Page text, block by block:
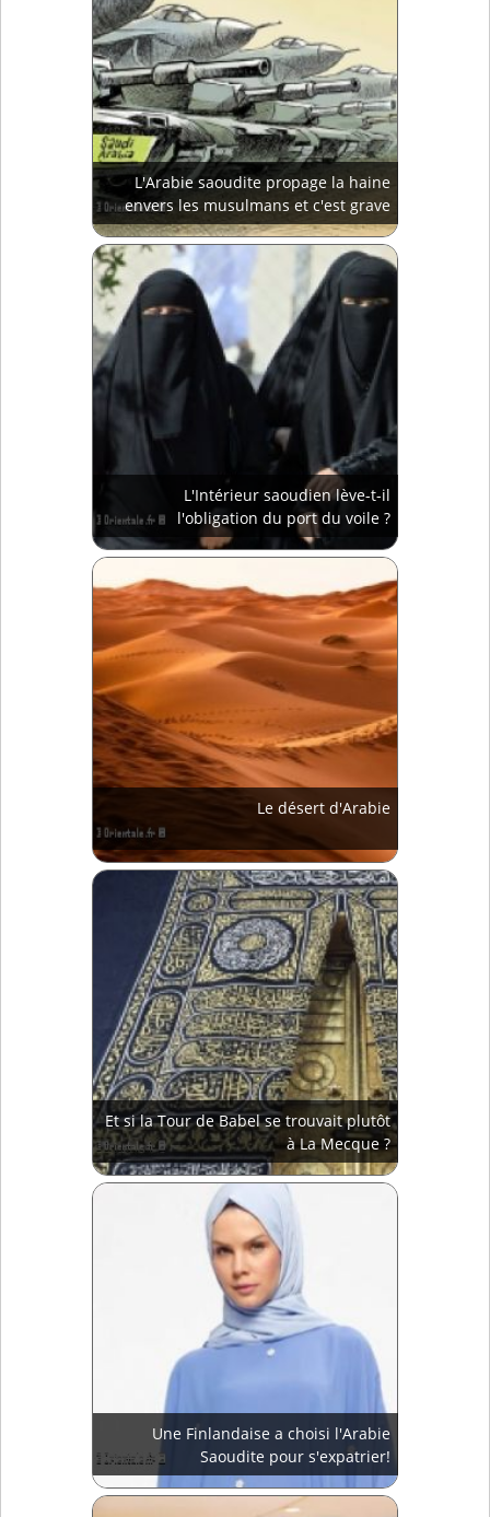
L'Arabie saoudite propage la haine
envers les musulmans et c'est grave
L'Intérieur saoudien lève-t-il
l'obligation du port du voile ?
Le désert d'Arabie
Et si la Tour de Babel se trouvait plutôt
à La Mecque ?
Une Finlandaise a choisi l'Arabie
Saoudite pour s'expatrier!